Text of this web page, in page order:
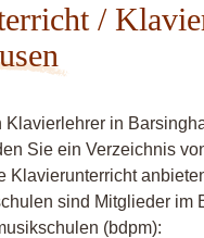
/
Klavierlehrer in
Sie ein Verzeichnis
Klavierunterricht
sind Mitglieder im
(bdpm):